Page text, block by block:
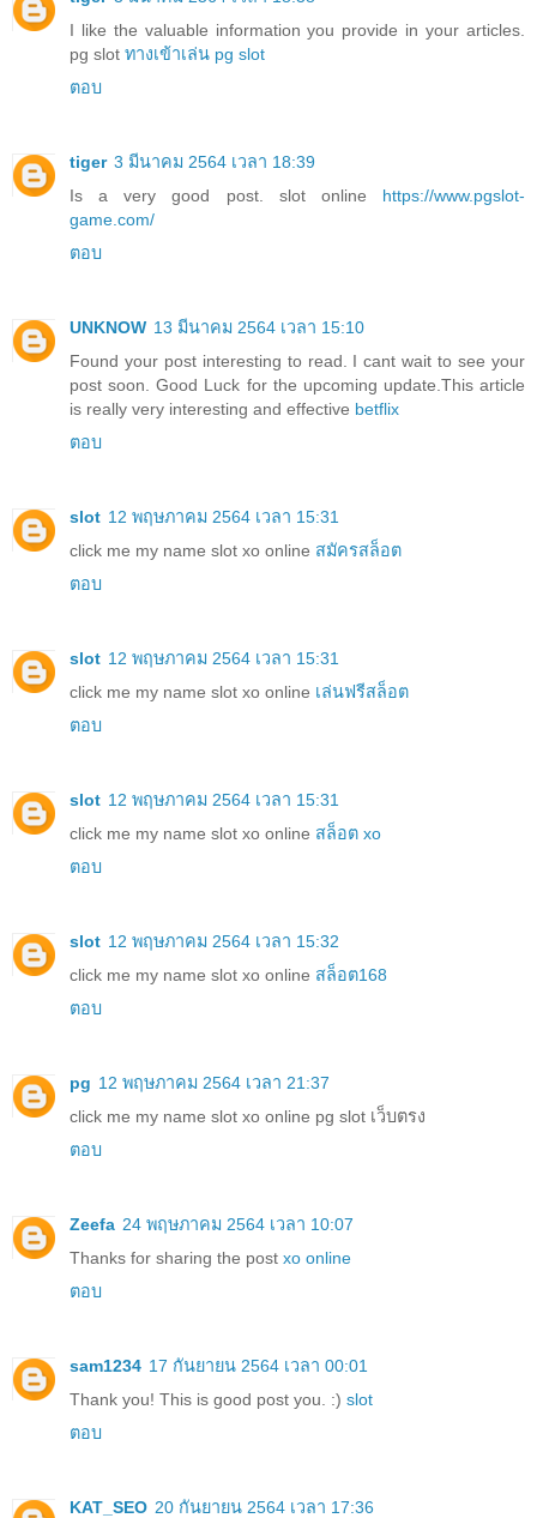
I like the valuable information you provide in your articles.
pg slot ทางเข้าเล่น pg slot
ตอบ
tiger 3 มีนาคม 2564 เวลา 18:39
Is a very good post. slot online https://www.pgslot-
game.com/
ตอบ
UNKNOW 13 มีนาคม 2564 เวลา 15:10
Found your post interesting to read. I cant wait to see your
post soon. Good Luck for the upcoming update.This article
is really very interesting and effective betflix
ตอบ
slot 12 พฤษภาคม 2564 เวลา 15:31
click me my name slot xo online สมัครสล็อต
ตอบ
slot 12 พฤษภาคม 2564 เวลา 15:31
click me my name slot xo online เล่นฟรีสล็อต
ตอบ
slot 12 พฤษภาคม 2564 เวลา 15:31
click me my name slot xo online สล็อต xo
ตอบ
slot 12 พฤษภาคม 2564 เวลา 15:32
click me my name slot xo online สล็อต168
ตอบ
pg 12 พฤษภาคม 2564 เวลา 21:37
click me my name slot xo online pg slot เว็บตรง
ตอบ
Zeefa 24 พฤษภาคม 2564 เวลา 10:07
Thanks for sharing the post xo online
ตอบ
sam1234 17 กันยายน 2564 เวลา 00:01
Thank you! This is good post you. :) slot
ตอบ
KAT_SEO 20 กันยายน 2564 เวลา 17:36